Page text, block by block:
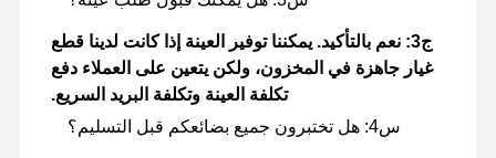
ج3: نعم بالتأكيد. يمكننا توفير العينة إذا كانت لدينا قطع
غيار جاهزة في المخزون، ولكن يتعين على العملاء دفع
تكلفة العينة وتكلفة البريد السريع.
س4: هل تختبرون جميع بضائعكم قبل التسليم؟